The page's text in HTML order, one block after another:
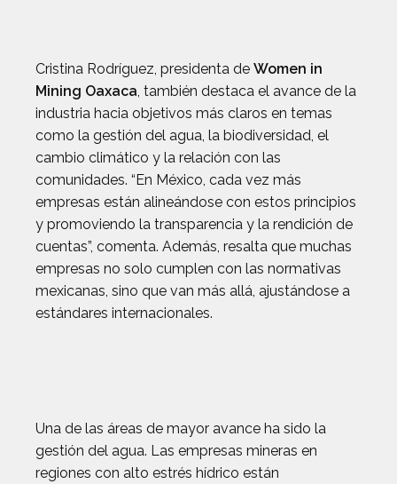
Cristina Rodríguez, presidenta de Women in
Mining Oaxaca, también destaca el avance de la
industria hacia objetivos más claros en temas
como la gestión del agua, la biodiversidad, el
cambio climático y la relación con las
comunidades. “En México, cada vez más
empresas están alineándose con estos principios
y promoviendo la transparencia y la rendición de
cuentas”, comenta. Además, resalta que muchas
empresas no solo cumplen con las normativas
mexicanas, sino que van más allá, ajustándose a
estándares internacionales.
Una de las áreas de mayor avance ha sido la
gestión del agua. Las empresas mineras en
regiones con alto estrés hídrico están